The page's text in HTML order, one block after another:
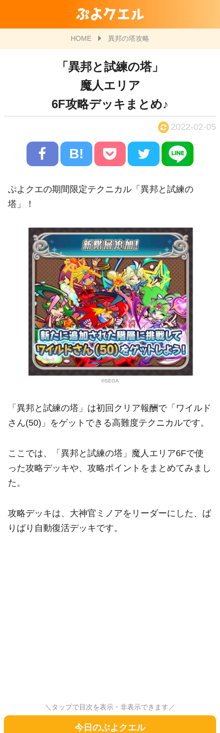
ぷよクエル
HOME 異邦の塔攻略
「異邦と試練の塔」
魔人エリア
6F攻略デッキまとめ♪
2022-02-05
B!
ぷよクエの期間限定テクニカル「異邦と試練の
塔」！
©SEGA
「異邦と試練の塔」は初回クリア報酬で「ワイルド
さん(50)」をゲットできる高難度テクニカルです。
ここでは、「異邦と試練の塔」魔人エリア6Fで使
った攻略デッキや、攻略ポイントをまとめてみまし
た。
攻略デッキは、大神官ミノアをリーダーにした、ば
りばり自動復活デッキです。
＼タップで目次を表示・非表示できます／
今日のぷよクエル